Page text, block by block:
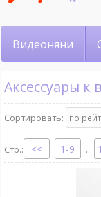
Видеоняни
Аксессуары
Сортировать:
1-9 ...